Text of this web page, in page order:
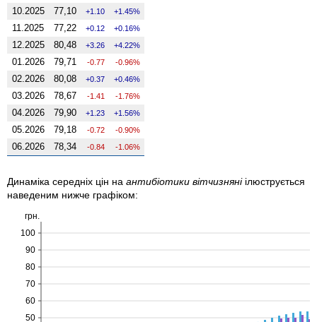
10.2025 77,10 1.10 1.45%
11.2025 77,22 0.12 0.16%
12.2025 80,48 3.26 4.22%
01.2026 79,71 -0.77 -0.96%
02.2026 80,08 0.37 0.46%
03.2026 78,67 -1.41 -1.76%
04.2026 79,90 1.23 1.56%
05.2026 79,18 -0.72 -0.90%
06.2026 78,34 -0.84 -1.06%
Динаміка середніх цін на антибіотики вітчизняніілюструється
наведеним нижче графіком:
50
60
70
80
90
100
грн.